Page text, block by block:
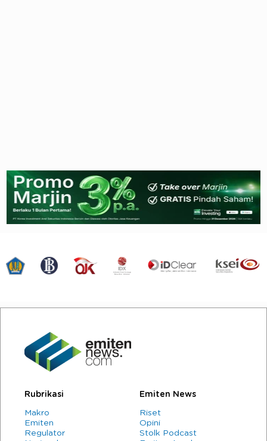
Rubrikasi
Makro
Emiten
Regulator
Emiten News
Riset
Opini
Stolk Podcast